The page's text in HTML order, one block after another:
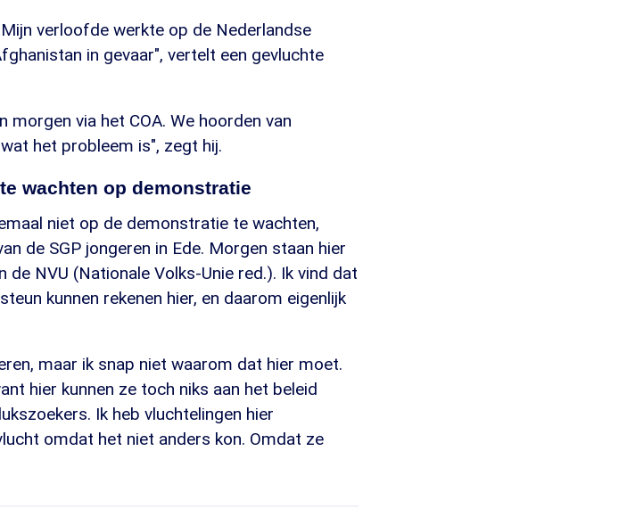
verloofde werkte op de Nederlandse
in gevaar", vertelt een gevluchte
via het COA. We hoorden van
het probleem is", zegt hij.
wachten op demonstratie
niet op de demonstratie te wachten,
de SGP jongeren in Ede. Morgen staan hier
NVU (Nationale Volks-Unie red.). Ik vind dat
kunnen rekenen hier, en daarom eigenlijk
maar ik snap niet waarom dat hier moet.
hier kunnen ze toch niks aan het beleid
Ik heb vluchtelingen hier
omdat het niet anders kon. Omdat ze